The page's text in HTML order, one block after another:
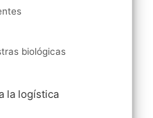
biológicas
la logística